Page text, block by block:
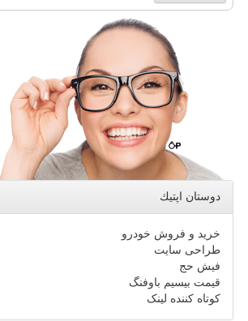
دوستان اپتیك
خرید و فروش خودرو
طراحی سایت
فیش حج
قیمت بیسیم باوفنگ
کوتاه کننده لینک